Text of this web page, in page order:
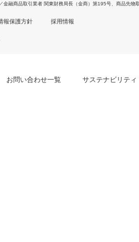
金融商品取引業者 関東財務局長（金商）第195号、商品先物
報保護方針 採用情報
お問い合わせ一覧 サステナビリティ